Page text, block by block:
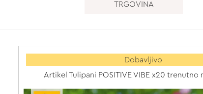
TRGOVINA
Dobavljivo
Artikel Tulipani POSITIVE VIBE x20 trenutno